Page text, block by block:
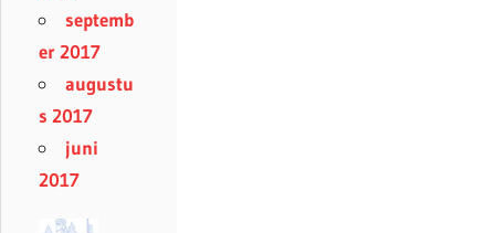
septemb
er 2017
augustu
s 2017
juni
2017